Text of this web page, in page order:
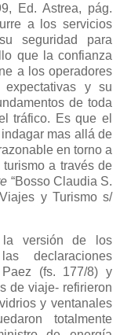
Ed. Astrea, pág.
a los servicios
seguridad para
que la confianza
a los operadores
y su
de toda
tráfico. Es que el
mas allá de
en torno a
a través de
“Bosso Claudia S.
y Turismo s/
la versión de los
declaraciones
Paez (fs. 177/8) y
de viaje- refirieron
y ventanales
totalmente